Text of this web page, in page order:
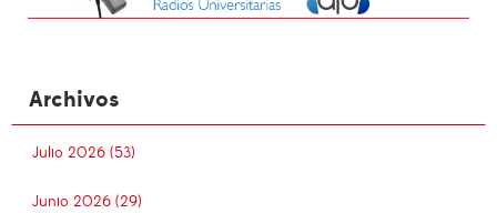
Archivos
Julio 2026 (53)
Junio 2026 (29)